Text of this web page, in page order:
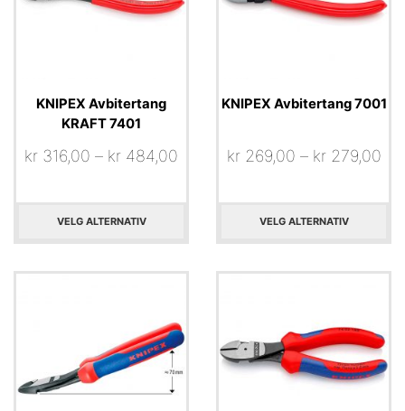
KNIPEX Avbitertang
KRAFT 7401
kr 316,00 – kr 484,00
VELG ALTERNATIV
KNIPEX Avbitertang 7001
kr269,00 – kr279,00
VELG ALTERNATIV